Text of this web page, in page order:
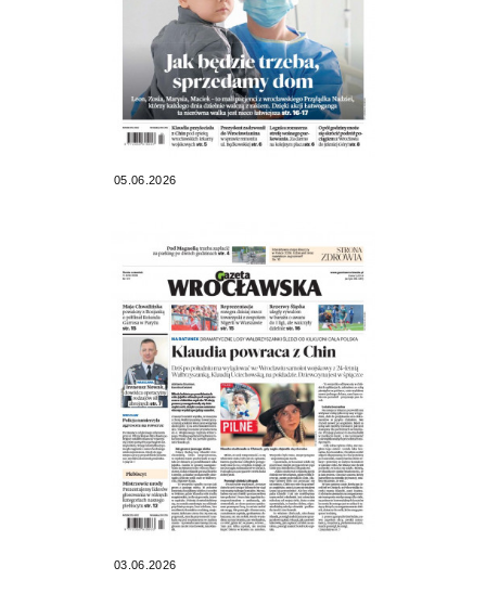
05.06.2026
03.06.2026